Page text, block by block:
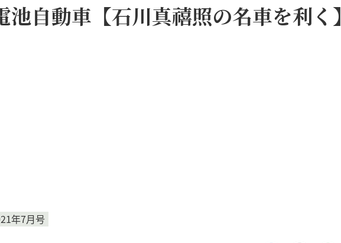
自動車【石川真禧照の名車を利く】
年7月号